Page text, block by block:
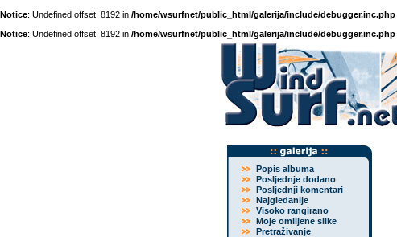
Notice: Undefined offset: 8192 in /home/wsurfnet/public_html/galerija/include/debugger.inc.php
Notice: Undefined offset: 8192 in /home/wsurfnet/public_html/galerija/include/debugger.inc.php
Popis albuma
Posljednje dodano
Posljednji komentari
Najgledanije
Visoko rangirano
Moje omiljene slike
Pretraživanje